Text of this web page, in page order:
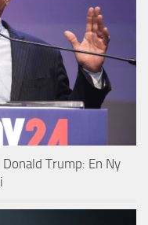
Trump: En Ny